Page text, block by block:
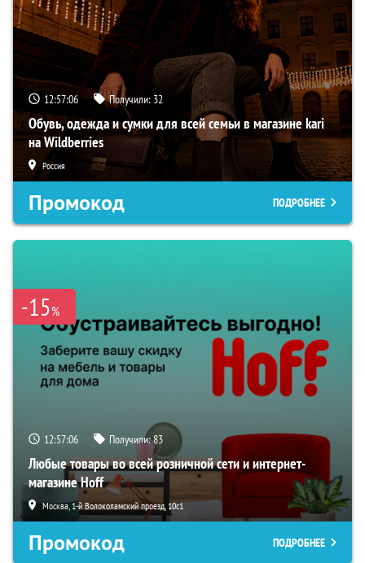
12:57:05 Получили: 32
Обувь, одежда и сумки для всей семьи в магазине kari
на Wildberries
Россия
Промокод ПОДРОБНЕЕ
-15%
12:57:05 Получили:83
Любые товары во всей розничной сети и интернет-
магазине Hoff
Москва, 1-й Волоколамский проезд, 10с1
Промокод ПОДРОБНЕЕ